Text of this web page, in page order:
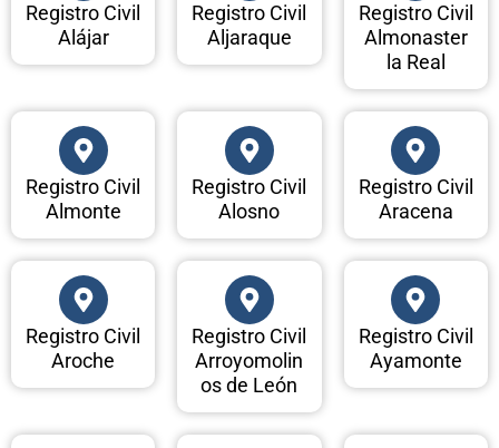
Registro Civil
Alájar
Registro Civil
Aljaraque
Registro Civil
Almonaster
la Real
Registro Civil
Almonte
Registro Civil
Alosno
Registro Civil
Aracena
Registro Civil
Aroche
Registro Civil
Arroyomolin
os de León
Registro Civil
Ayamonte